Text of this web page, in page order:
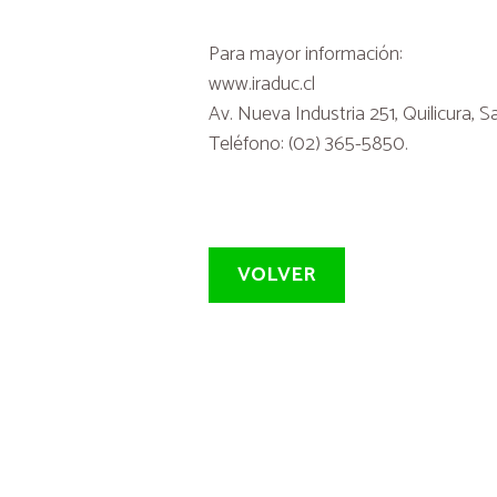
Para mayor información:
www.iraduc.cl
Av. Nueva Industria 251, Quilicura,
Teléfono: (02) 365-5850.
VOLVER